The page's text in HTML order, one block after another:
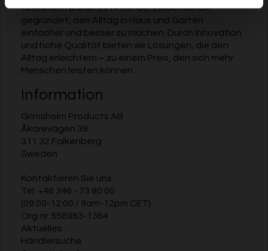
Grimsholm wurde 2014 mit der Leidenschaft
gegründet, den Alltag in Haus und Garten
einfacher und besser zu machen. Durch Innovation
und hohe Qualität bieten wir Lösungen, die den
Alltag erleichtern – zu einem Preis, den sich mehr
Menschen leisten können.
Information
Grimsholm Products AB
Åkarevägen 39
311 32 Falkenberg
Sweden
Kontaktieren Sie uns
Tel: +46 346 - 73 80 00
(09:00-12:00 / 9am-12pm CET)
Org.nr. 556983-1364
Aktuelles
Händlersuche